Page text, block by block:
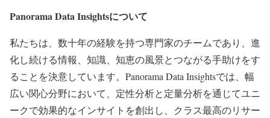
Panorama Data Insightsについて
私たちは、数十年の経験を持つ専門家のチームであり、進
化し続ける情報、知識、知恵の風景とつながる手助けをす
ることを決意しています。Panorama Data Insightsでは、幅
広い関心分野において、定性分析と定量分析を通じてユニ
ークで効果的なインサイトを創出し、クラス最高のリサー